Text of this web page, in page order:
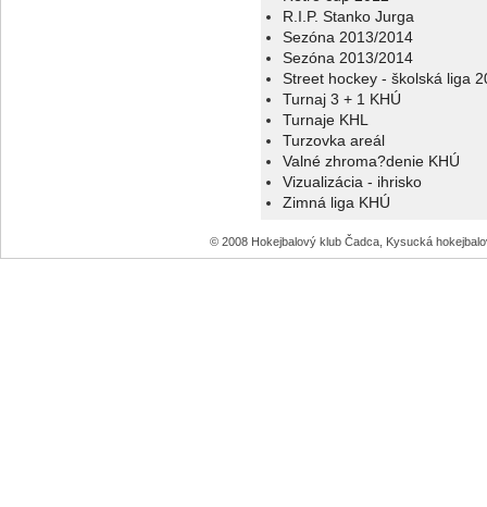
R.I.P. Stanko Jurga
Sezóna 2013/2014
Sezóna 2013/2014
Street hockey - školská liga
Turnaj 3 + 1 KHÚ
Turnaje KHL
Turzovka areál
Valné zhroma?denie KHÚ
Vizualizácia - ihrisko
Zimná liga KHÚ
© 2008 Hokejbalový klub Čadca, Kysucká